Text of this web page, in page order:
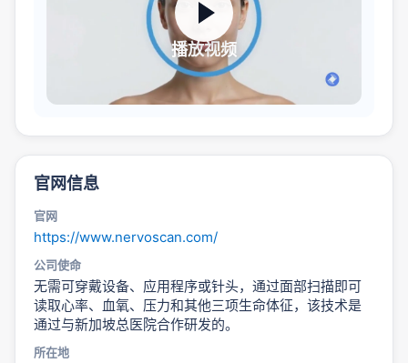
播放视频
官网信息
官网
https://www.nervoscan.com/
公司使命
无需可穿戴设备、应用程序或针头，通过面部扫描即可
读取心率、血氧、压力和其他三项生命体征，该技术是
通过与新加坡总医院合作研发的。
所在地